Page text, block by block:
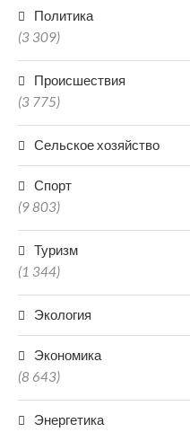
Политика
(3 309)
Происшествия
(3 775)
Сельское хозяйство
Спорт
(9 803)
Туризм
(1 344)
Экология
Экономика
(8 643)
Энергетика